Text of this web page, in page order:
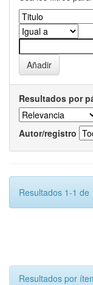
Resultados por
Autor/registro
Resultados 1-1 de
Resultados por